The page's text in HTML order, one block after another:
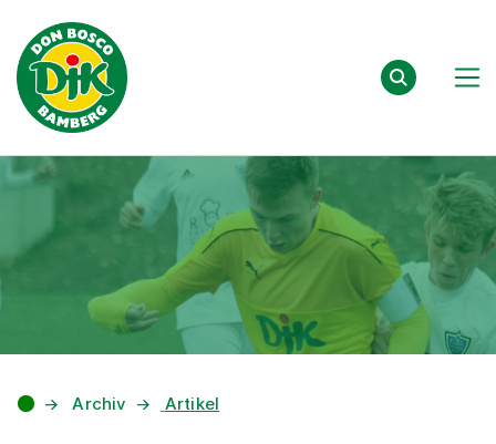
Zum Inhalt springen
Archiv Artikel